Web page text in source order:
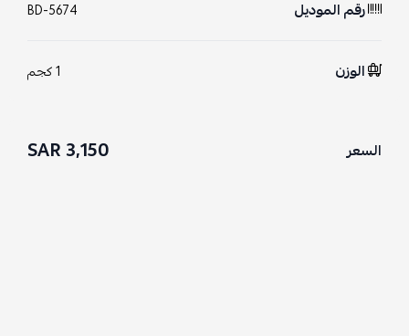
رقم الموديل BD-5674
الوزن 1 كجم
السعر 3,150 SAR